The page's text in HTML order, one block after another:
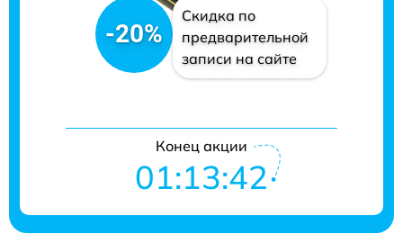
-20%
Скидка по
предварительной
записи на сайте
Конец акции
01:13:42